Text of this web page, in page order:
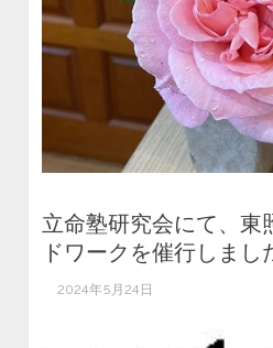
立命塾研究会にて、東
ドワークを催行しまし
2024年5月24日